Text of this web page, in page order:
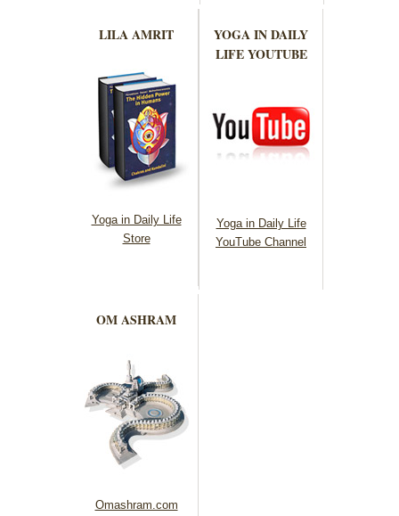
LILA AMRIT
Yoga in Daily Life
Store
YOGA IN DAILY
LIFE YOUTUBE
Yoga in Daily Life
YouTube Channel
OM ASHRAM
Omashram.com